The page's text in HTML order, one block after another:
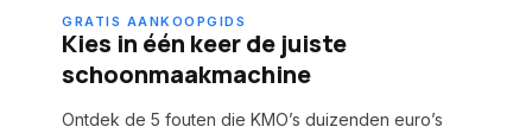
GRATIS AANKOOPGIDS
Kies in één keer de juiste
schoonmaakmachine
Ontdek de 5 fouten die KMO’s duizenden euro’s